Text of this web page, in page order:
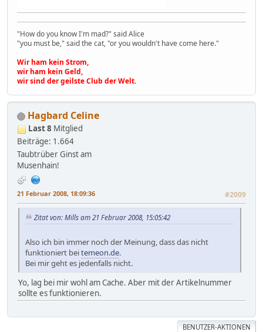
"How do you know I'm mad?" said Alice
"you must be," said the cat, "or you wouldn't have come here."
Wir ham kein Strom,
wir ham kein Geld,
wir sind der geilste Club der Welt.
Hagbard Celine
Last 8 Mitglied
Beiträge: 1.664
Taubtrüber Ginst am
Musenhain!
21 Februar 2008, 18:09:36 #2009
Zitat von: Mills am 21 Februar 2008, 15:05:42
Also ich bin immer noch der Meinung, dass das nicht
funktioniert beitemeon.de.
Bei mir geht es jedenfalls nicht.
Yo, lag bei mir wohl am Cache. Aber mit der Artikelnummer
sollte es funktionieren.
BENUTZER-AKTIONEN